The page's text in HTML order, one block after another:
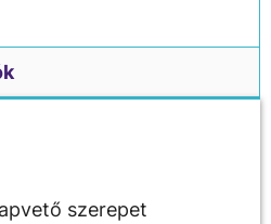
szerepet